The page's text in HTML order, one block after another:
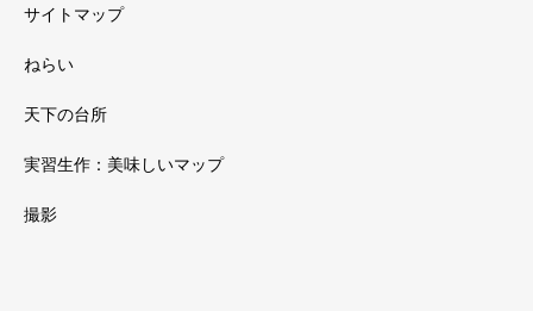
サイトマップ
ねらい
天下の台所
実習生作：美味しいマップ
撮影